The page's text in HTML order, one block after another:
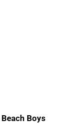
Boys